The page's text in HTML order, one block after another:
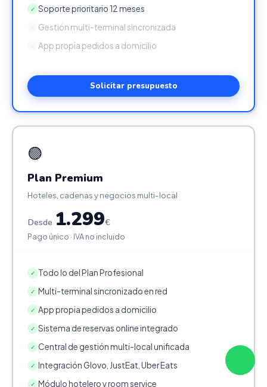
✓ Soporte prioritario 12 meses
Gestión multi-terminal sincronizada
App propia pedidos a domicilio
Solicitar presupuesto
🟣
Plan Premium
Hoteles, cadenas y negocios multi-local
Desde 1.299€
Pago único · IVA no incluido
✓ Todo lo del Plan Profesional
✓ Multi-terminal sincronizado en red
✓ App propia pedidos a domicilio
✓ Sistema de reservas online integrado
✓ Central de gestión multi-local unificada
✓ Integración Glovo, JustEat, Uber Eats
✓ Módulo hotelero y room service